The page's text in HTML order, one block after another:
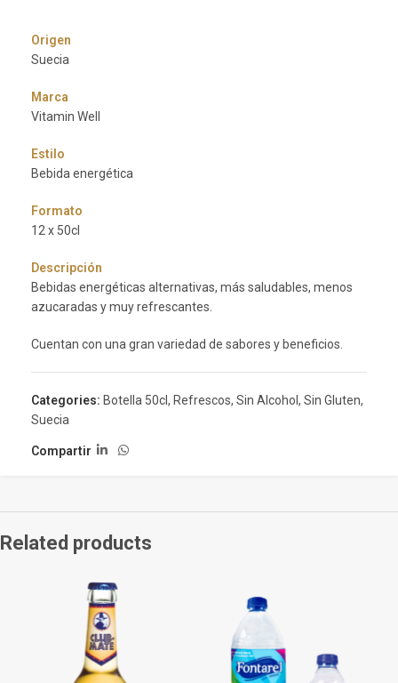
Origen
Suecia
Marca
Vitamin Well
Estilo
Bebida energética
Formato
12 x 50cl
Descripción
Bebidas energéticas alternativas, más saludables, menos
azucaradas y muy refrescantes.
Cuentan con una gran variedad de sabores y beneficios.
Categories: Botella 50cl, Refrescos, Sin Alcohol , Sin Gluten,
Suecia
Compartir
Related products